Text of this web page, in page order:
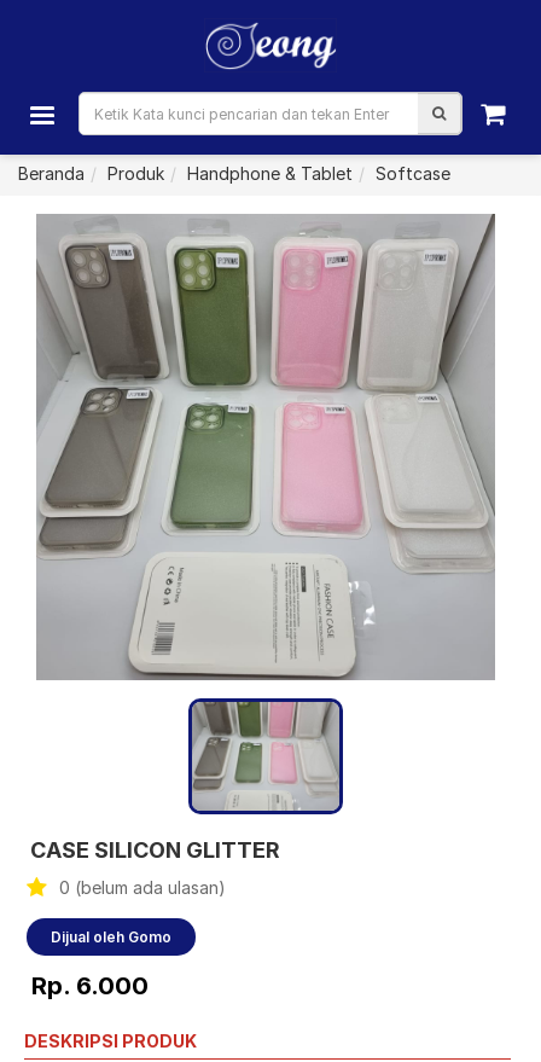
Beranda Produk Handphone & Tablet Softcase
CASE SILICON GLITTER
0 (belum ada ulasan)
Dijual oleh Gomo
Rp. 6.000
DESKRIPSI PRODUK